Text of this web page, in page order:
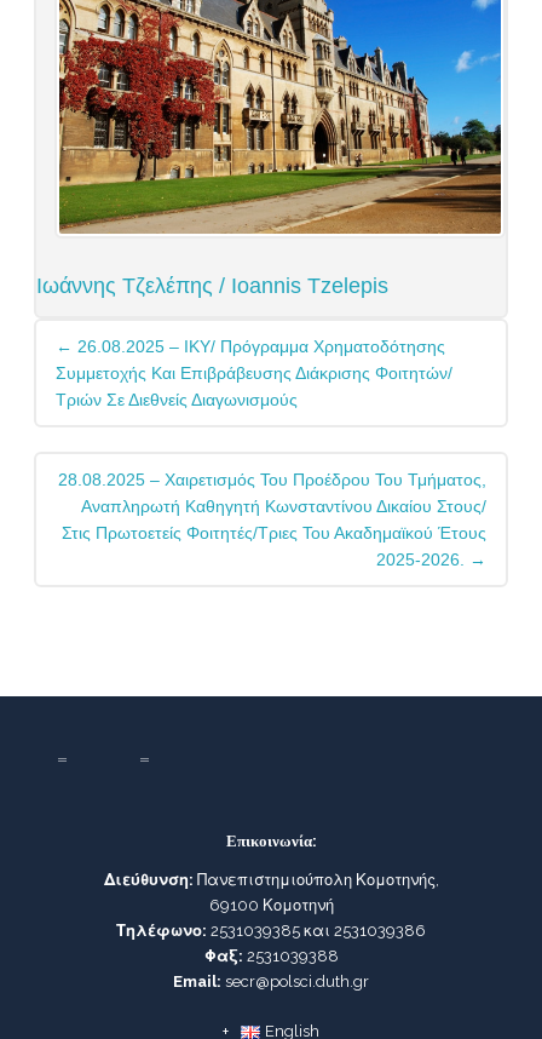
Ιωάννης Τζελέπης / Ioannis Tzelepis
Post
navigation
← 26.08.2025 – ΙΚΥ/ Πρόγραμμα Χρηματοδότησης
Συμμετοχής Και Επιβράβευσης Διάκρισης Φοιτητών/
Τριών Σε Διεθνείς Διαγωνισμούς
28.08.2025 – Χαιρετισμός Του Προέδρου Του Τμήματος,
Αναπληρωτή Καθηγητή Κωνσταντίνου Δικαίου Στους/
Στις Πρωτοετείς Φοιτητές/τριες Του Ακαδημαϊκού Έτους
2025-2026. →
Επικοινωνία:
Διεύθυνση: Πανεπιστημιούπολη Κομοτηνής,
69100 Κομοτηνή
Τηλέφωνο: 2531039385 και 2531039386
Φαξ: 2531039388
Email: secr@polsci.duth.gr
English